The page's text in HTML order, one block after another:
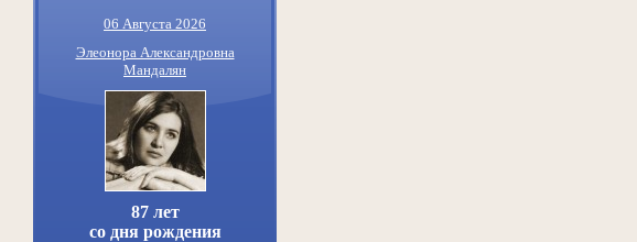
06 Августа 2026
Элеонора Александровна
Мандалян
87 лет
со дня рождения